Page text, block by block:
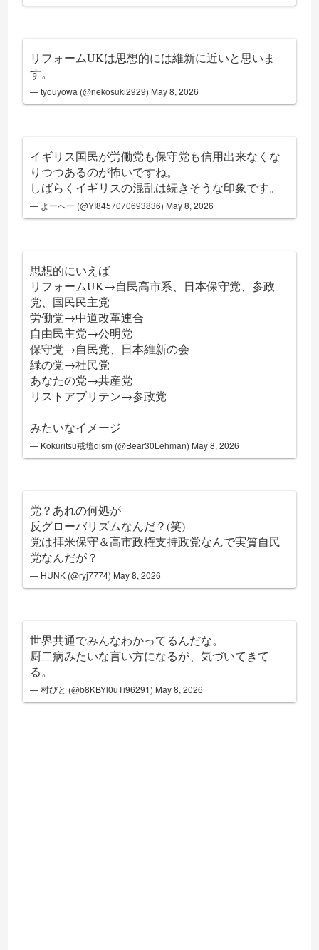
リフォームUKは思想的には維新に近いと思いま
す。
— tyouyowa️ (@nekosuki2929) May 8, 2026
イギリス国民が労働党も保守党も信用出来なくな
りつつあるのが怖いですね。
しばらくイギリスの混乱は続きそうな印象です。
— よーへー (@YI8457070693836) May 8, 2026
思想的にいえば
リフォームUK→自民高市系、日本保守党、参政
党、国民民主党
労働党→中道改革連合
自由民主党→公明党
保守党→自民党、日本維新の会
緑の党→社民党
あなたの党→共産党
リストアブリテン→参政党
みたいなイメージ
— Kokuritsu戒壇dism (@Bear30Lehman) May 8, 2026
党？あれの何処が
反グローバリズムなんだ？(笑)
党は拝米保守＆高市政権支持政党なんで実質自民
党なんだが？
— HUNK (@ryj7774) May 8, 2026
世界共通でみんなわかってるんだな。
厨二病みたいな言い方になるが、気づいてきて
る。
— 村びと (@b8KBYl0uTi96291) May 8, 2026